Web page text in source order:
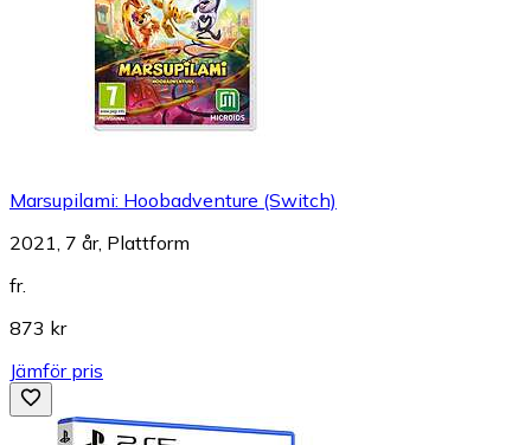
Marsupilami: Hoobadventure (Switch)
2021, 7 år, Plattform
fr.
873 kr
Jämför pris